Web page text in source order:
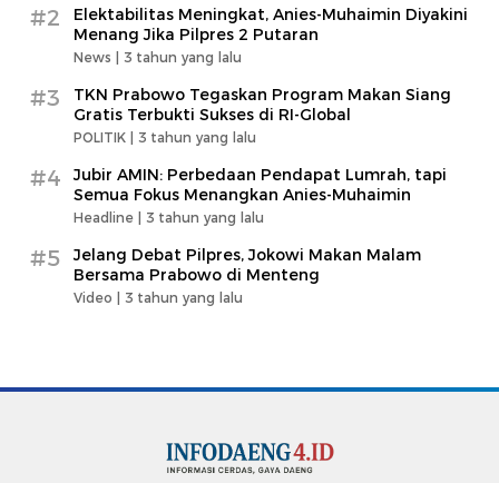
#2
Elektabilitas Meningkat, Anies-Muhaimin Diyakini
Menang Jika Pilpres 2 Putaran
News | 3 tahun yang lalu
#3
TKN Prabowo Tegaskan Program Makan Siang
Gratis Terbukti Sukses di RI-Global
POLITIK | 3 tahun yang lalu
#4
Jubir AMIN: Perbedaan Pendapat Lumrah, tapi
Semua Fokus Menangkan Anies-Muhaimin
Headline | 3 tahun yang lalu
#5
Jelang Debat Pilpres, Jokowi Makan Malam
Bersama Prabowo di Menteng
Video | 3 tahun yang lalu